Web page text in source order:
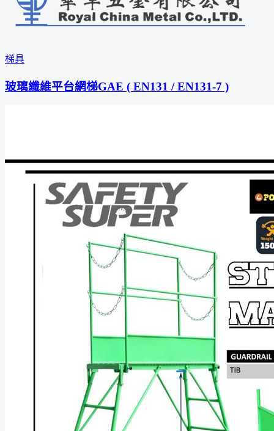
梯具
玻璃纖維平台網梯GAE ( EN131 / EN131-7 )